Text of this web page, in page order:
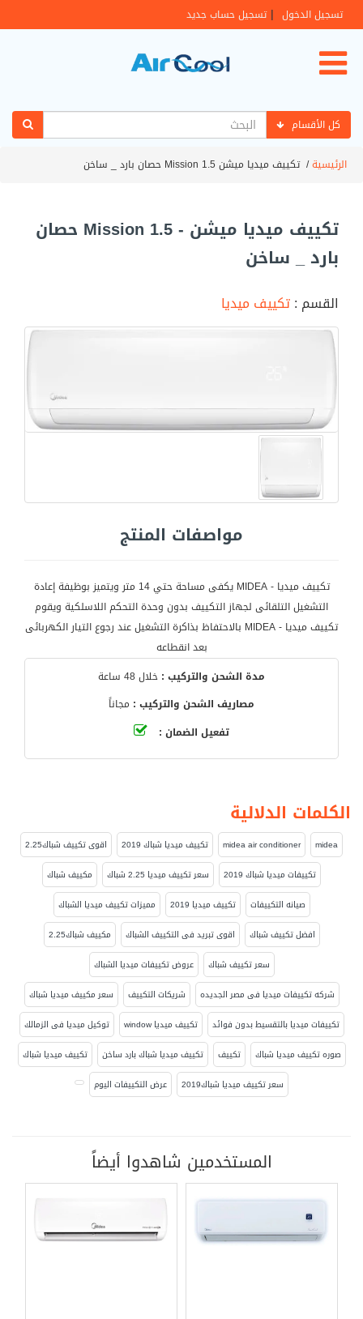
تسجيل الدخول | تسجيل حساب جديد
كل الأقسام
الرئيسية/تكييف ميديا ميشن Mission 1.5 حصان بارد _ ساخن
تكييف ميديا ميشن - Mission 1.5 حصان
بارد _ ساخن
القسم :تكييف ميديا
مواصفات المنتج
تكييف ميديا - MIDEA يكفى مساحة حتي 14 متر ويتميز بوظيفة إعادة
التشغيل التلقائى لجهاز التكييف بدون وحدة التحكم اللاسلكية ويقوم
تكييف ميديا - MIDEA بالاحتفاظ بذاكرة التشغيل عند رجوع التيار الكهربائى
بعد انقطاعه
مدة الشحن والتركيب : خلال 48 ساعة
مصاريف الشحن والتركيب : مجاناً
تفعيل الضمان :
الكلمات الدلالية
midea
midea air conditioner تكييف ميديا شباك 2019
اقوى تكييف شباك2.25
تكييفات ميديا شباك 2019
سعر تكييف ميديا 2.25 شباك
مكييف شباك
صيانه التكييفات
تكييف ميديا 2019
مميزات تكييف ميديا الشباك
افضل تكييف شباك
اقوى تبريد فى التكييف الشباك
مكييف شباك2.25
سعر تكييف شباك
عروض تكييفات ميديا الشباك
شركه تكييفات ميديا فى مصر الجديده
شريكات التكييف
سعر مكييف ميديا شباك
تكييفات ميديا بالتقسيط بدون فوائد
تكييف ميديا window
توكيل ميديا فى الزمالك
صوره تكييف ميديا شباك
تكييف تكييف ميديا شباك بارد ساخن
تكييف ميديا شباك
سعر تكييف ميديا شباك2019
عرض التكييفات اليوم
المستخدمين شاهدوا أيضاً